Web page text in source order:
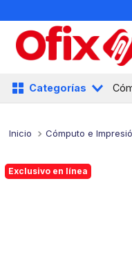
Categorías
Cómputo e
Exclusivo en línea
1.
mochilas
.
libretas
3.
cuaderno
5.
colores
7.
escritorio